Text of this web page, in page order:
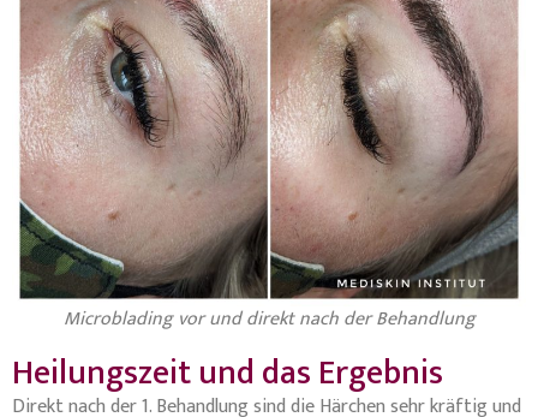
Microblading vor und direkt nach der Behandlung
Heilungszeit und das Ergebnis
Direkt nach der 1. Behandlung sind die Härchen sehr kräftig und